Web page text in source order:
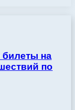
билеты на
по